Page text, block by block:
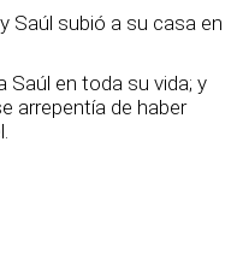
Saúl subió a su casa en
Saúl en toda su vida; y
arrepentía de haber